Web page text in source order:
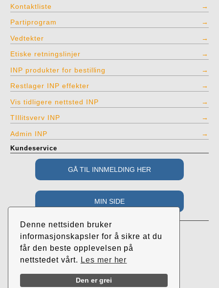
Denne nettsiden bruker
informasjonskapsler for å sikre at du
får den beste opplevelsen på
nettstedet vårt. Les mer her
Den er grei
Kontaktliste
Partiprogram
Vedtekter
Etiske retningslinjer
INP produkter for bestilling
Restlager INP effekter
Vis tidligere nettsted INP
TIllitsverv INP
Admin INP
Kundeservice
c/o Roar Randeberg
Øvrehusvegen 38
4064 Tjelta
Call
Send FacebookInstagram